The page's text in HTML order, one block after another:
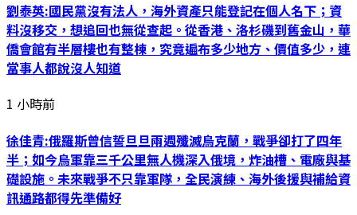
劉泰英:國民黨沒有法人，海外資產只能登記在個人名下；資
料沒移交，想追回也無從查起。從香港、洛杉磯到舊金山，華
僑會館有半層樓也有整棟，究竟遍布多少地方、價值多少，連
當事人都說沒人知道
1 小時前
徐佳青:俄羅斯曾信誓旦旦兩週殲滅烏克蘭，戰爭卻打了四年
半；如今烏軍靠三千公里無人機深入俄境，炸油槽、電廠與基
礎設施。未來戰爭不只靠軍隊，全民演練、海外後援與補給資
訊通路都得先準備好